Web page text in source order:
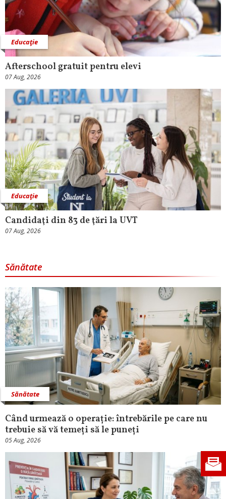
Educaţie
Afterschool gratuit pentru elevi
07 Aug, 2026
Educaţie
Candidaţi din 83 de ţări la UVT
07 Aug, 2026
Sănătate
Sănătate
Când urmează o operație: întrebările pe care nu
trebuie să vă temeți să le puneți
05 Aug, 2026